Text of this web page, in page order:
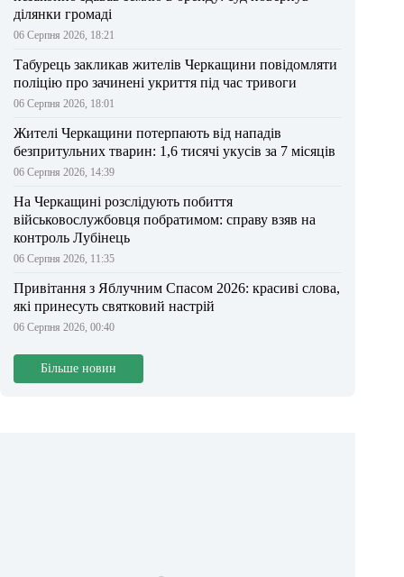
ділянки громаді
06 Серпня 2026, 18:21
Табурець закликав жителів Черкащини повідомляти
поліцію про зачинені укриття під час тривоги
06 Серпня 2026, 18:01
Жителі Черкащини потерпають від нападів
безпритульних тварин: 1,6 тисячі укусів за 7 місяців
06 Серпня 2026, 14:39
На Черкащині розслідують побиття
військовослужбовця побратимом: справу взяв на
контроль Лубінець
06 Серпня 2026, 11:35
Привітання з Яблучним Спасом 2026: красиві слова,
які принесуть святковий настрій
06 Серпня 2026, 00:40
Більше новин